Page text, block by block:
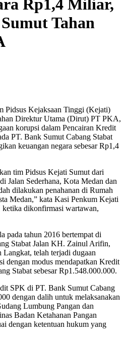
Rp1,4 Miliar,
Tahan
Pidsus Kejaksaan Tinggi (Kejati)
Direktur Utama (Dirut) PT PKA,
korupsi dalam Pencairan Kredit
PT. Bank Sumut Cabang Stabat
keuangan negara sebesar Rp1,4
tim Pidsus Kejati Sumut dari
Jalan Sederhana, Kota Medan dan
dilakukan penahanan di Rumah
Medan,” kata Kasi Penkum Kejati
dikonfirmasi wartawan,
pada tahun 2016 bertempat di
Stabat Jalan KH. Zainul Arifin,
Langkat, telah terjadi dugaan
dengan modus mendapatkan Kredit
Stabat sebesar Rp1.548.000.000.
SPK di PT. Bank Sumut Cabang
dengan dalih untuk melaksanakan
Lumbung Pangan dan
Badan Ketahanan Pangan
dengan ketentuan hukum yang